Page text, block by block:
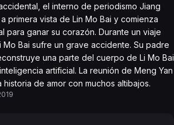
el interno de periodismo Jiang
primera vista de Lin Mo Bai y comienza
para ganar su corazón. Durante un viaje
Mo Bai sufre un grave accidente. Su padre
una parte del cuerpo de Li Mo Bai
artificial. La reunión de Meng Yan
historia de amor con muchos altibajos.